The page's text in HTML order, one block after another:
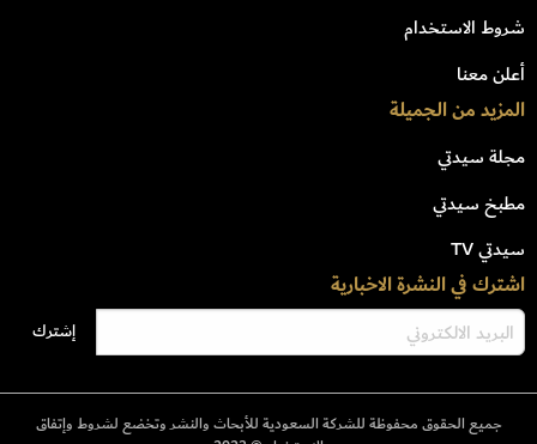
شروط الاستخدام
أعلن معنا
المزيد من الجميلة
مجلة سيدتي
مطبخ سيدتي
سيدتي TV
اشترك في النشرة الاخبارية
جميع الحقوق محفوظة للشركة السعودية للأبحاث والنشر وتخضع لشروط وإتفاق